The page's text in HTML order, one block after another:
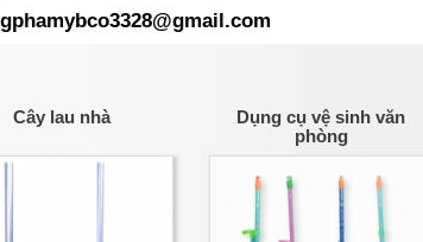
Cây lau nhà
Dụng cụ vệ sinh văn
phòng